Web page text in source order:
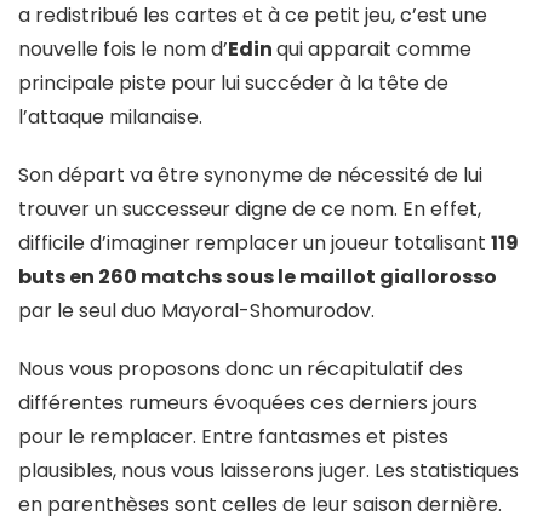
a redistribué les cartes et à ce petit jeu, c’est une
nouvelle fois le nom d’Edinqui apparait comme
principale piste pour lui succéder à la tête de
l’attaque milanaise.
Son départ va être synonyme de nécessité de lui
trouver un successeur digne de ce nom. En effet,
difficile d’imaginer remplacer un joueur totalisant 119
buts en 260 matchs sous le maillot giallorosso
par le seul duo Mayoral-Shomurodov.
Nous vous proposons donc un récapitulatif des
différentes rumeurs évoquées ces derniers jours
pour le remplacer. Entre fantasmes et pistes
plausibles, nous vous laisserons juger. Les statistiques
en parenthèses sont celles de leur saison dernière.